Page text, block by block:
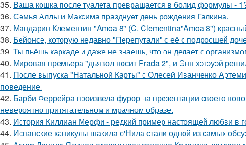
35. Ваша кошка после туалета превращается в болид формулы -
36. Семья Аллы и Максима празднует день рождения Галкина.
37. Мандарин Клементин "Amoa 8" (C. Clementina"Amoa 8")
38. Бейонсе, которую недавно "Перепутали" с её с подросшей
39. Ты пьёшь каркаде и даже не знаешь, что он делает с
40. Мировая премьера "дьявол носит Prada 2", и Энн хэтэуэй
41. После выпуска "Натальной Карты" с Олесей Иванченко
поведение.
42. Барби Феррейра произвела фурор на презентации своего
невероятно притягательном и мрачном образе.
43. История Киллиан Мерфи - редкий пример настоящей любви в
44. Испанские каникулы шакила о'Нила стали одной из самых